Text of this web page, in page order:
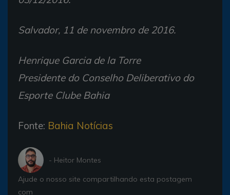
Salvador, 11 de novembro de 2016.
Henrique Garcia de la Torre
Presidente do Conselho Deliberativo do
Esporte Clube Bahia
Fonte: Bahia Notícias
- Heitor Montes
Ajude o nosso site compartilhando esta postagem
com